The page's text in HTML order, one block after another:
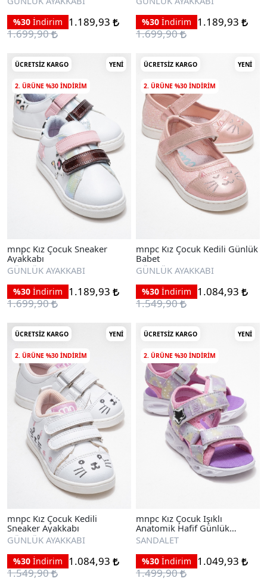
%30 İndirim
1.189,93
1.699,90
%30 İndirim
1.189,93
1.699,90
ÜCRETSIZ KARGO YENI
2. ÜRÜNE %30 INDIRIM
mnpc Kız Çocuk Sneaker
Ayakkabı
GÜNLÜK AYAKKABI
%30 İndirim
1.189,93
1.699,90
ÜCRETSIZ KARGO YENI
2. ÜRÜNE %30 INDIRIM
mnpc Kız Çocuk Kedili Günlük
Babet
GÜNLÜK AYAKKABI
%30 İndirim
1.084,93
1.549,90
ÜCRETSIZ KARGO YENI
2. ÜRÜNE %30 INDIRIM
mnpc Kız Çocuk Kedili
Sneaker Ayakkabı
GÜNLÜK AYAKKABI
%30 İndirim
1.084,93
1.549,90
ÜCRETSIZ KARGO YENI
2. ÜRÜNE %30 INDIRIM
mnpc Kız Çocuk Işıklı
Anatomik Hafif Günlük
Sandalet
SANDALET
%30 İndirim
1.049,93
1.499,90